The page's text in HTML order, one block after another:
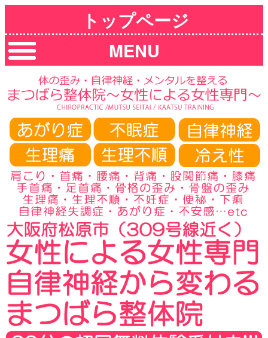
トップページ
MENU